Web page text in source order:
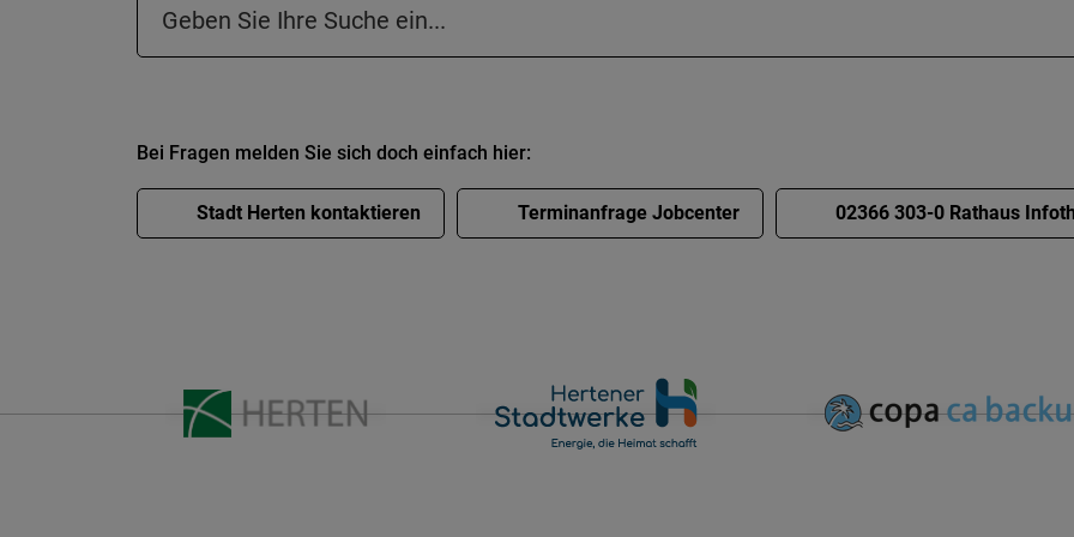
Suchfeld in der Fußzeile
Bei Fragen melden Sie sich doch einfach hier:
Stadt Herten kontaktieren Terminanfrage Jobcenter 02366 303-0 Rathaus